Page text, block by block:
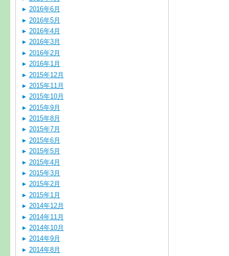
2016年6月
2016年5月
2016年4月
2016年3月
2016年2月
2016年1月
2015年12月
2015年11月
2015年10月
2015年9月
2015年8月
2015年7月
2015年6月
2015年5月
2015年4月
2015年3月
2015年2月
2015年1月
2014年12月
2014年11月
2014年10月
2014年9月
2014年8月